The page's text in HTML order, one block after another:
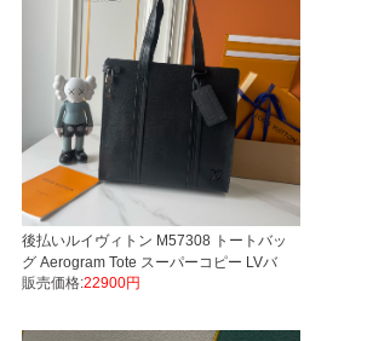
後払いルイヴィトン M57308 トートバッ
グ Aerogram Tote スーパーコピー LVバ
ッグ代引き国内発送
販売価格:22900円